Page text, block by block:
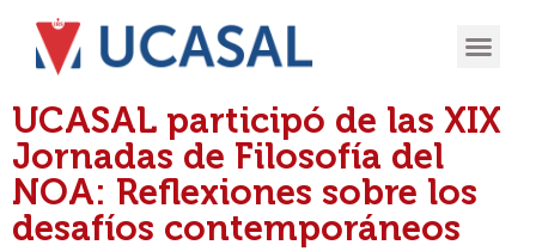
UCASAL participó de las XIX
Jornadas de Filosofía del
NOA: Reflexiones sobre los
desafíos contemporáneos